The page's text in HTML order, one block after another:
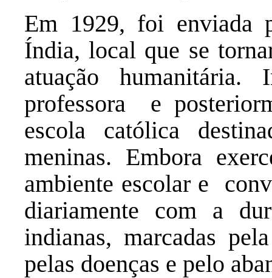
Em 1929, foi enviada
Índia, local que se
atuação humanitária.
professora e
escola católica
meninas. Embora
ambiente escolar e
diariamente com a
indianas, marcadas
pelas doenças e pelo